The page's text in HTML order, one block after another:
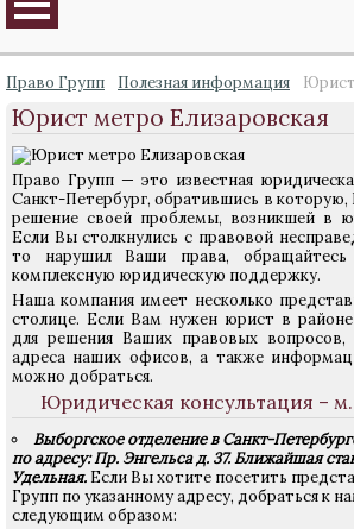
Право Групп Полезная информация
Юрист метро Елизаровская
Право Групп — это известная
Санкт-Петербург, обратившись в
решение своей проблемы, возникшей в
Если Вы столкнулись с правовой
то нарушил Ваши права,
комплексную юридическую поддержку.
Наша компания имеет несколько
столице. Если Вам нужен юрист в районе
для решения Ваших правовых вопросов,
адреса наших офисов, а также
можно добраться.
Юридическая консультация –
Выборгское отделение в Санкт-
по адресу: Пр. Энгельса д. 37. Ближайшая
Удельная. Если Вы хотите посетить
Групп по указанному адресу, добраться к
следующим образом: